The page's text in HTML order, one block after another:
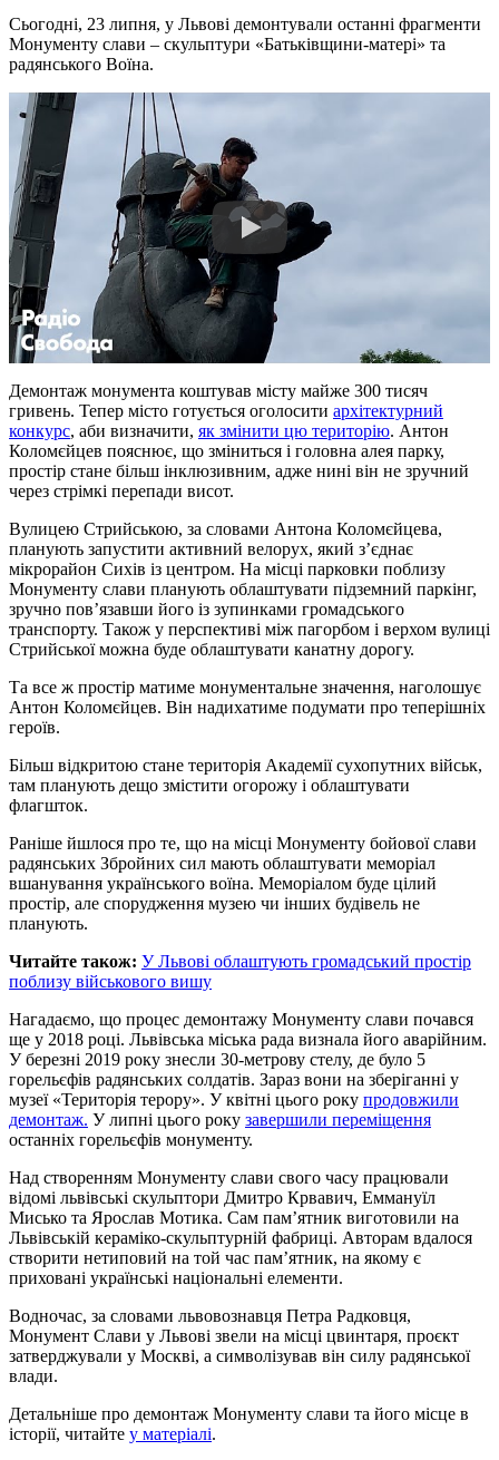
Сьогодні, 23 липня, у Львові демонтували останні фрагменти
Монументу слави – скульптури «Батьківщини-матері» та
радянського Воїна.
Демонтаж монумента коштував місту майже 300 тисяч
гривень. Тепер місто готується оголосити архітектурний
конкурс, аби визначити, як змінити цю територію. Антон
Коломєйцев пояснює, що зміниться і головна алея парку,
простір стане більш інклюзивним, адже нині він не зручний
через стрімкі перепади висот.
Вулицею Стрийською, за словами Антона Коломєйцева,
планують запустити активний велорух, який з’єднає
мікрорайон Сихів із центром. На місці парковки поблизу
Монументу слави планують облаштувати підземний паркінг,
зручно пов’язавши його із зупинками громадського
транспорту. Також у перспективі між пагорбом і верхом вулиці
Стрийської можна буде облаштувати канатну дорогу.
Та все ж простір матиме монументальне значення, наголошує
Антон Коломєйцев. Він надихатиме подумати про теперішніх
героїв.
Більш відкритою стане територія Академії сухопутних військ,
там планують дещо змістити огорожу і облаштувати
флагшток.
Раніше йшлося про те, що на місці Монументу бойової слави
радянських Збройних сил мають облаштувати меморіал
вшанування українського воїна. Меморіалом буде цілий
простір, але спорудження музею чи інших будівель не
планують.
Читайте також: У Львові облаштують громадський простір
поблизу військового вишу
Нагадаємо, що процес демонтажу Монументу слави почався
ще у 2018 році. Львівська міська рада визнала його аварійним.
У березні 2019 року знесли 30-метрову стелу, де було 5
горельєфів радянських солдатів. Зараз вони на зберіганні у
музеї «Територія терору». У квітні цього року продовжили
демонтаж. У липні цього року завершили переміщення
останніх горельєфів монументу.
Над створенням Монументу слави свого часу працювали
відомі львівські скульптори Дмитро Крвавич, Еммануїл
Мисько та Ярослав Мотика. Сам пам’ятник виготовили на
Львівській кераміко-скульптурній фабриці. Авторам вдалося
створити нетиповий на той час пам’ятник, на якому є
приховані українські національні елементи.
Водночас, за словами львовознавця Петра Радковця,
Монумент Слави у Львові звели на місці цвинтаря, проєкт
затверджували у Москві, а символізував він силу радянської
влади.
Детальніше про демонтаж Монументу слави та його місце в
історії, читайте у матеріалі.